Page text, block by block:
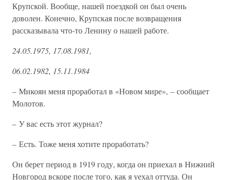
Крупской. Вообще, нашей поездкой он был очень
доволен. Конечно, Крупская после возвращения
рассказывала что-то Ленину о нашей работе.
24.05.1975, 17.08.1981,
06.02.1982, 15.11.1984
– Микоян меня проработал в «Новом мире», – сообщает
Молотов.
– У вас есть этот журнал?
– Есть. Тоже меня хотите проработать?
Он берет период в 1919 году, когда он приехал в Нижний
Новгород вскоре после того, как я уехал оттуда. Он